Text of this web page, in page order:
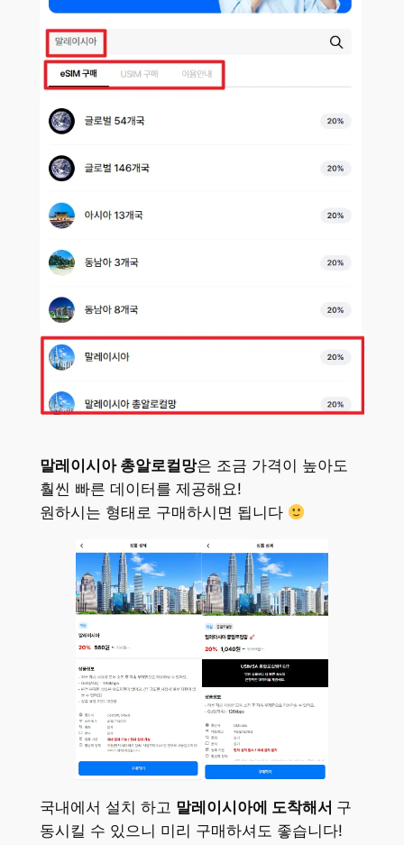
말레이시아 총알로컬망은 조금 가격이 높아도
훨씬 빠른 데이터를 제공해요!
원하시는 형태로 구매하시면 됩니다
국내에서 설치 하고 말레이시아에 도착해서 구
동시킬 수 있으니 미리 구매하셔도 좋습니다!